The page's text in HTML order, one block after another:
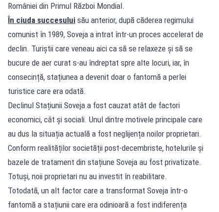
României din Primul Război Mondial.
În ciuda succesului său anterior, după căderea regimului
comunist în 1989, Soveja a intrat într-un proces accelerat de
declin. Turiștii care veneau aici ca să se relaxeze și să se
bucure de aer curat s-au îndreptat spre alte locuri, iar, în
consecință, stațiunea a devenit doar o fantomă a perlei
turistice care era odată.
Declinul Stațiunii Soveja a fost cauzat atât de factori
economici, cât și sociali. Unul dintre motivele principale care
au dus la situația actuală a fost neglijența noilor proprietari.
Conform realităților societății post-decembriste, hotelurile și
bazele de tratament din stațiune Soveja au fost privatizate.
Totuși, noii proprietari nu au investit în reabilitare.
Totodată, un alt factor care a transformat Soveja într-o
fantomă a stațiunii care era odinioară a fost indiferența